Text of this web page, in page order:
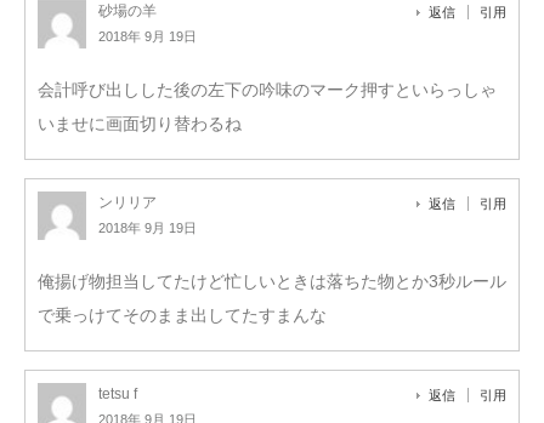
砂場の羊
2018年 9月 19日
返信 引用
会計呼び出しした後の左下の吟味のマーク押すといらっしゃ
いませに画面切り替わるね
ンリリア
2018年 9月 19日
返信 引用
俺揚げ物担当してたけど忙しいときは落ちた物とか3秒ルール
で乗っけてそのまま出してたすまんな
tetsu f
2018年 9月 19日
返信 引用